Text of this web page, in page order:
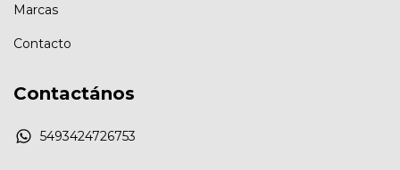
Marcas
Contacto
Contactános
5493424726753